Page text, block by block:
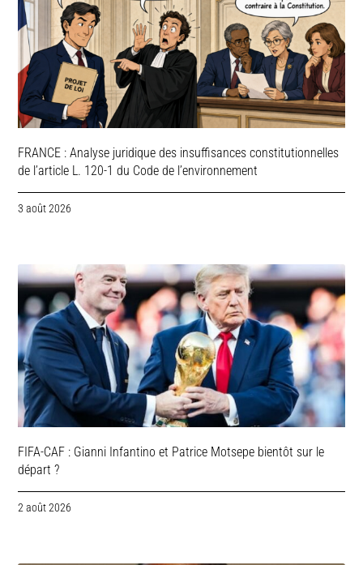
FRANCE : Analyse juridique des insuffisances constitutionnelles
de l’article L. 120-1 du Code de l’environnement
3 août 2026
FIFA-CAF : Gianni Infantino et Patrice Motsepe bientôt sur le
départ ?
2 août 2026